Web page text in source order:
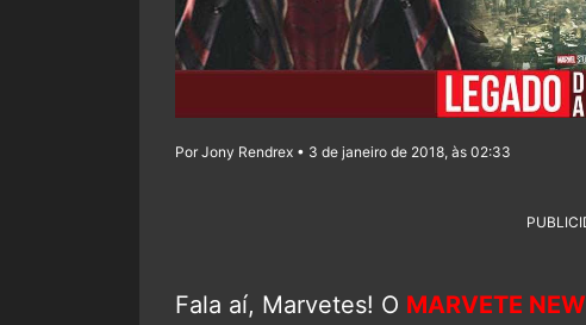
Por Jony Rendrex • 3 de janeiro de 2018, às 02:33
Fala aí, Marvetes! O MARVETE